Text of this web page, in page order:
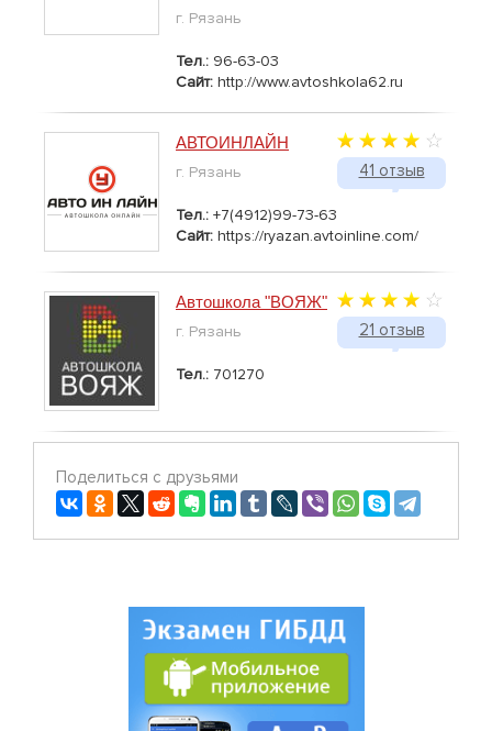
г. Рязань
Тел.: 96-63-03
Сайт: http://www.avtoshkola62.ru
41 отзыв
АВТОИНЛАЙН
г. Рязань
Тел.: +7(4912)99-73-63
Сайт: https://ryazan.avtoinline.com/
21 отзыв
Автошкола "ВОЯЖ"
г. Рязань
Тел.: 701270
Поделиться с друзьями